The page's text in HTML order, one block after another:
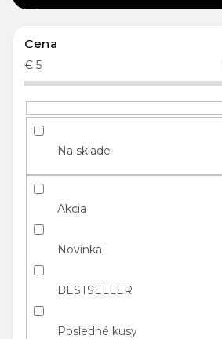
Cena
€ 5
Na sklade
Akcia
Novinka
BESTSELLER
Posledné kusy